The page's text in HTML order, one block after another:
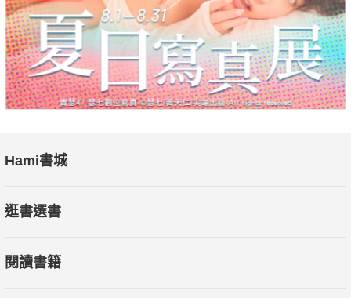
Hami書城
逛書選書
閱讀書籍